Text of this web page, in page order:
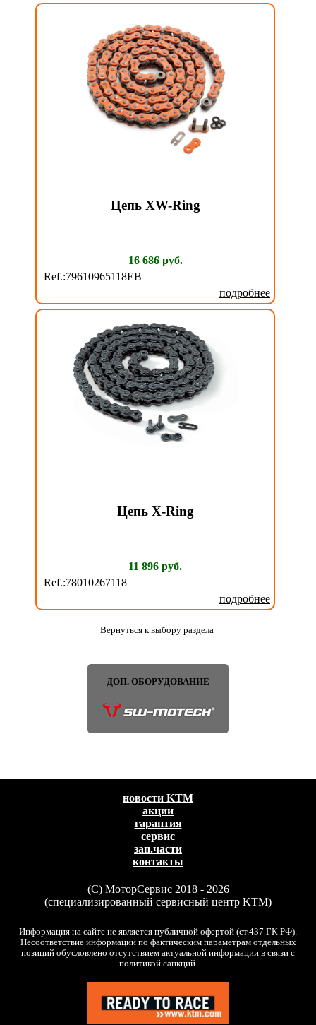
Цепь XW-Ring
16 686 руб.
Ref.:79610965118EB
подробнее
Цепь X-Ring
11 896 руб.
Ref.:78010267118
подробнее
Вернуться к выбору раздела
ДОП. ОБОРУДОВАНИЕ
новости KTM
акции
гарантия
сервис
зап.части
контакты
(C) МоторСервис 2018 - 2026
(специализированный сервисный центр KTM)
Информация на сайте не является публичной офертой (ст.437 ГК РФ).
Несоответствие информации по фактическим параметрам отдельных
позиций обусловлено отсутствием актуальной информации в связи с
политикой санкций.